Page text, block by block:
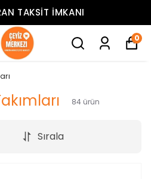
TAKSIT İMKANI
0
84 ürün
Sırala